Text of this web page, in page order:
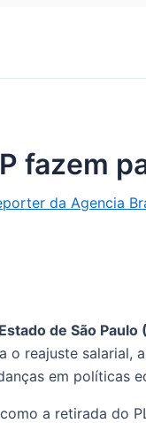
fazem
da Agencia
de São
o reajuste salarial,
em políticas
a retirada do